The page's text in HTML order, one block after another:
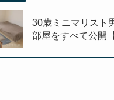
30歳ミニマリスト
部屋をすべて公開